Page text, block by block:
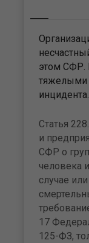
этом СФР.
тяжелыми
инцидента.
Статья
и
СФР о
человека
случае
17
125-ФЗ,